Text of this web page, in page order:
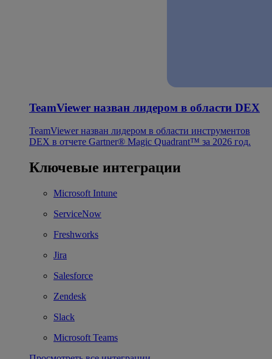
TeamViewer назван лидером в области DEX
TeamViewer назван лидером в области инструментов
DEX в отчете Gartner® Magic Quadrant™ за 2026 год.
Ключевые интеграции
Microsoft Intune
ServiceNow
Freshworks
Jira
Salesforce
Zendesk
Slack
Microsoft Teams